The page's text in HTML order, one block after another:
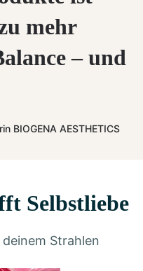
mehr
– und
BIOGENA AESTHETICS
Selbstliebe
Strahlen